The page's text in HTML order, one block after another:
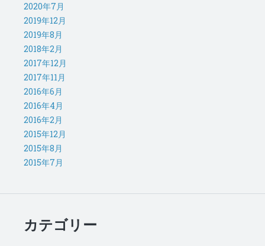
2020年7月
2019年12月
2019年8月
2018年2月
2017年12月
2017年11月
2016年6月
2016年4月
2016年2月
2015年12月
2015年8月
2015年7月
カテゴリー